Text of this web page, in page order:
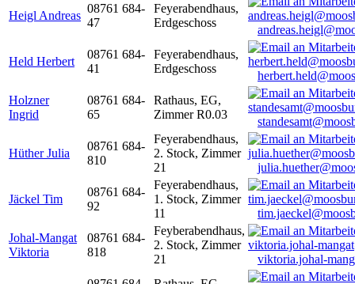
Heigl Andreas
08761 684-
47
Feyerabendhaus,
Erdgeschoss
Held Herbert
08761 684-
41
Feyerabendhaus,
Erdgeschoss
Holzner
Ingrid
08761 684-
65
Rathaus, EG,
Zimmer R0.03
Hüther Julia
08761 684-
810
Feyerabendhaus,
2. Stock, Zimmer
21
Jäckel Tim
08761 684-
92
Feyerabendhaus,
1. Stock, Zimmer
11
Johal-Mangat
Viktoria
08761 684-
818
Feyberabendhaus,
2. Stock, Zimmer
21
viktoria.johal-